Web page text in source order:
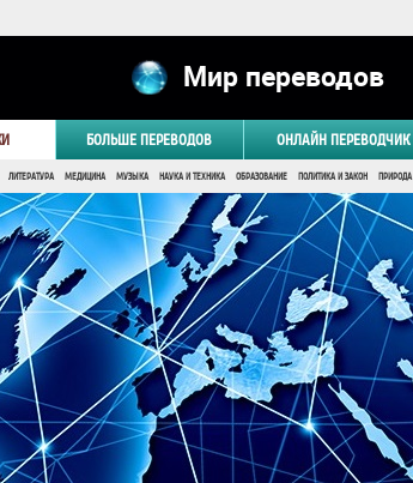
Мир переводов
БОЛЬШЕ ПЕРЕВОДОВ ОНЛАЙН ПЕРЕВОДЧИК
ЛИТЕРАТУРА МЕДИЦИНА МУЗЫКА НАУКА И ТЕХНИКА ОБРАЗОВАНИЕ ПОЛИТИКА И ЗАКОН ПРИРОДА